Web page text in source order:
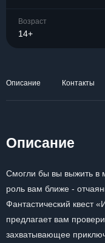
Возраст
14+
Описание Контакты
Описание
Смогли бы вы выжить в
роль вам ближе -
Фантастический квест
предлагает вам
захватывающее